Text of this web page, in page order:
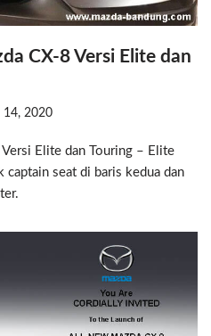
CX-8 Versi Elite dan
14, 2020
Elite dan Touring – Elite
captain seat di baris kedua dan